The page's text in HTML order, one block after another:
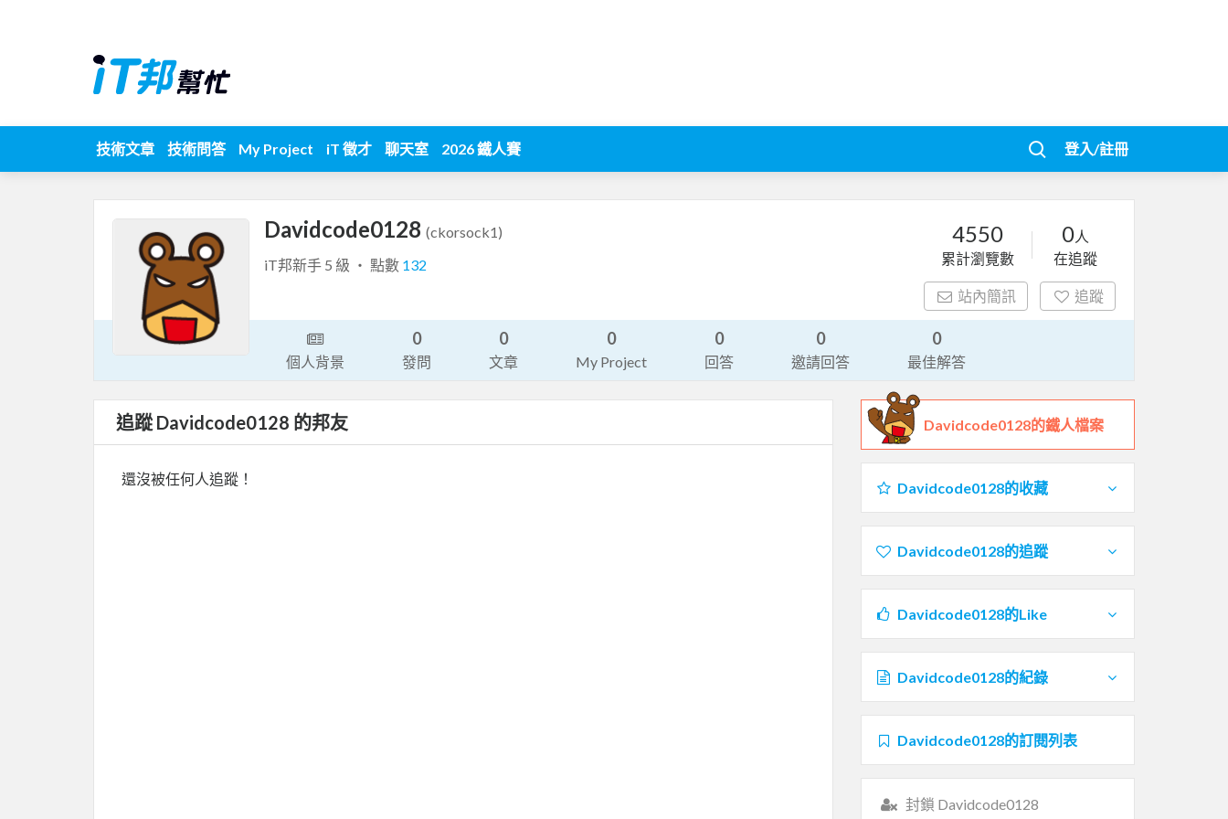
技術文章 技術問答 My Project iT 徵才 聊天室 2026 鐵人賽 登入/註冊
Davidcode0128 (ckorsock1)
iT邦新手 5 級 ‧ 點數 132
4550
累計瀏覽數
0人
在追蹤
站內簡訊 追蹤
個人背景
0
發問
0
文章
0
My Project
0
回答
0
邀請回答
0
最佳解答
追蹤 Davidcode0128 的邦友
還沒被任何人追蹤！
Davidcode0128的鐵人檔案
Davidcode0128的收藏
Davidcode0128的追蹤
Davidcode0128的Like
Davidcode0128的紀錄
Davidcode0128的訂閱列表
封鎖 Davidcode0128